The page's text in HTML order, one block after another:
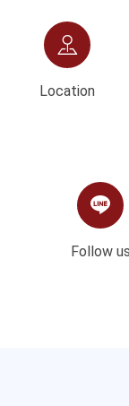
Location
Follow us